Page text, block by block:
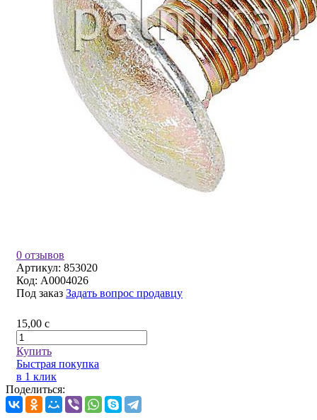
0 отзывов
Артикул: 853020
Код: A0004026
Под заказ Задать вопрос продавцу
15,00 c
Купить
Быстрая покупка
в 1 клик
Поделиться: